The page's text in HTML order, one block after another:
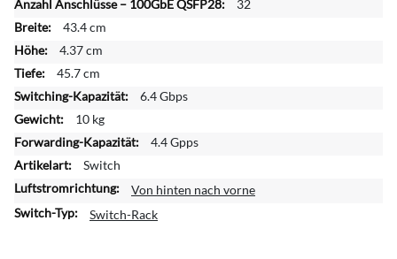
e
n
f
o
r
a
t
i
o
32
43.4 cm
4.37 cm
45.7 cm
6.4 Gbps
10 kg
4.4 Gpps
Switch
Von hinten nach vorne
Switch-Rack